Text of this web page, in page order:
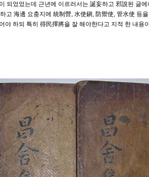
되었었는데 근년에 이르러서는 誕妄하고 邪說된 글
고 海邊 요충지에 統制營, 水使鎭, 防禦使, 管水使 등
야 하되 특히 得民擇將을 잘 해야한다고 지적 한 내용